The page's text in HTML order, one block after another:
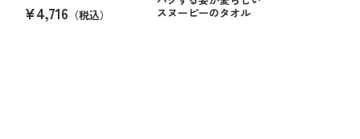
¥4,716 （税込）
スヌーピーのタオル